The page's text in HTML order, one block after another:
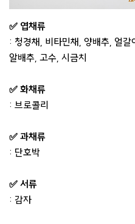
✅ 엽채류
: 청경채, 비타민채, 양배추, 얼갈
알배추, 고수, 시금치
✅ 화채류
: 브로콜리
✅ 과채류
: 단호박
✅ 서류
: 감자